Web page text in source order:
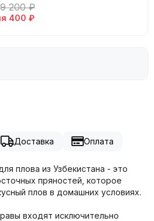
9 200 ₽
400 ₽
Доставка Оплата
плова из Узбекистана - это
пряностей, которое
плов в домашних условиях.
входят исключительно